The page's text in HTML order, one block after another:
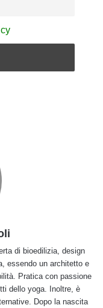
di bioedilizia, design
essendo un architetto e
Pratica con passione
dello yoga. Inoltre, è
Dopo la nascita